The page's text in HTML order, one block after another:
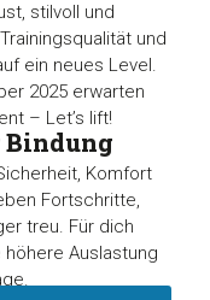
stilvoll und
und
ein neues Level.
2025 erwarten
– Let’s lift!
Komfort
Fortschritte,
treu. Für dich
Auslastung